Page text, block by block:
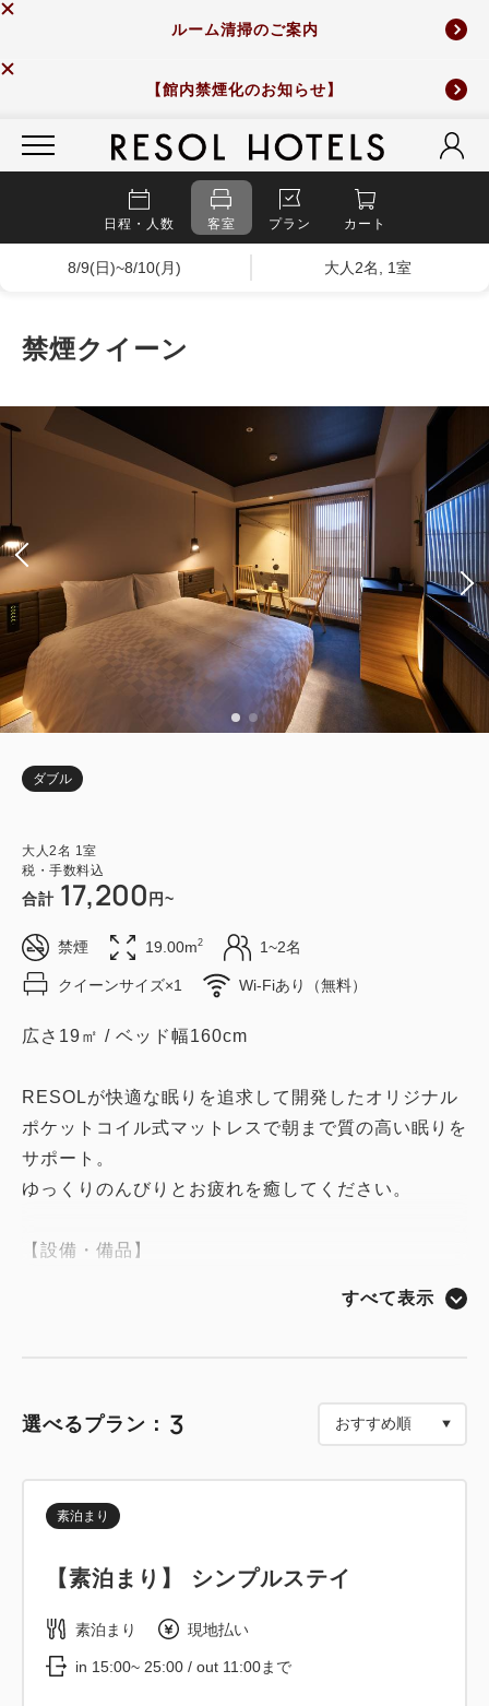
ルーム清掃のご案内
【館内禁煙化のお知らせ】
日程・人数 客室 プラン カート
8/9(日)~8/10(月) 大人2名, 1室
禁煙クイーン
ダブル
大人 2名 1 室
税・手数料込
合計 17,200 円~
禁煙 19.00m2 1~2名
クイーンサイズ×1 Wi-Fiあり（無料）
広さ19㎡ / ベッド幅160cm
RESOLが快適な眠りを追求して開発したオリジナル
ポケットコイル式マットレスで朝まで質の高い眠りを
サポート。
ゆっくりのんびりとお疲れを癒してください。
【設備・備品】
ル / ドライヤー / 鏡 / マルチ充電器 / 時計 / Wi-Fi
バスタオル / フェイスタオル / ボディタオル / 歯ブラ
シ / ヘアブラシ / シェーバー / ティッシュ / 綿棒 / 洗
ームウェア(セパレートタイプ)
すべて表示
選べるプラン： 3
素泊まり
【素泊まり】 シンプルステイ
素泊まり 現地払い
in 15:00~ 25:00 / out 11:00まで